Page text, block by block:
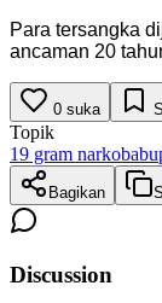
Para tersangka
ancaman 20
0 suka
Topik
19 gram narkoba
Bagikan
Discussion